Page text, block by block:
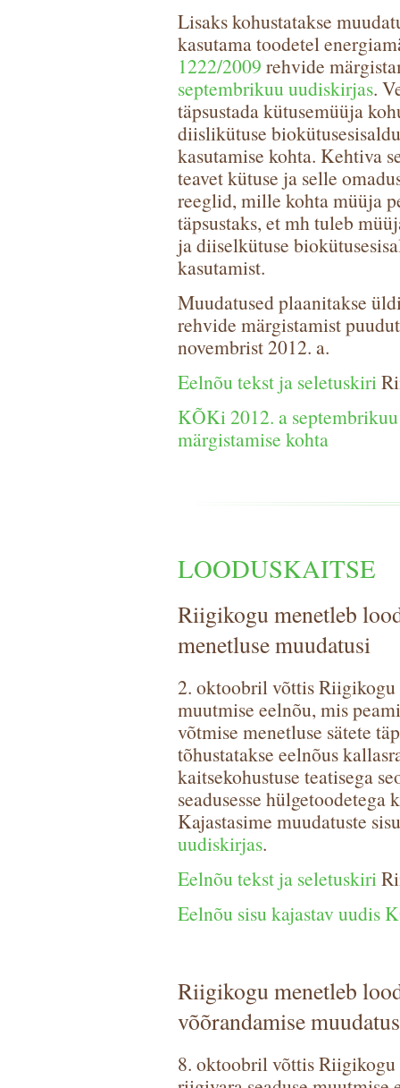
Lisaks kohustatakse
kasutama toodetel
1222/2009 rehvide
septembrikuu uudiskirjas.
täpsustada kütusemüüja
diislikütuse
kasutamise kohta. Kehtiva
teavet kütuse ja selle
reeglid, mille kohta müüja
täpsustaks, et mh tuleb
ja diiselkütuse
kasutamist.
Muudatused plaanitakse
rehvide märgistamist
novembrist 2012. a.
Eelnõu tekst ja seletuskiri
KÕKi 2012. a
märgistamise kohta
LOODUSKAITSE
Riigikogu menetleb
menetluse muudatusi
2. oktoobril võttis Riigikogu
muutmise eelnõu, mis
võtmise menetluse sätete
tõhustatakse eelnõus
kaitsekohustuse teatisega
seadusesse
Kajastasime muudatuste
uudiskirjas.
Eelnõu tekst ja seletuskiri
Eelnõu sisu kajastav uudis
Riigikogu menetleb
võõrandamise
8. oktoobril võttis Riigikogu